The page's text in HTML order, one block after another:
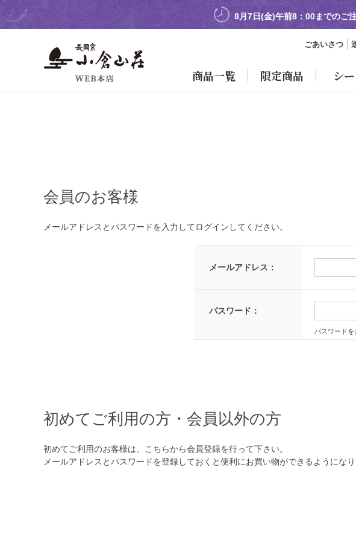
8月7日(金)午前8：00までのご
ごあいさつ
商品一覧 限定商品 シ
会員のお客様
メールアドレスとパスワードを入力してログインしてください。
メールアドレス：
パスワード：
パスワード
初めてご利用の方・会員以外の方
初めてご利用のお客様は、こちらから会員登録を行って下さい。
メールアドレスとパスワードを登録しておくと便利にお買い物ができるようになり